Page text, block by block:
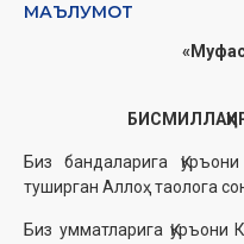
МАЪЛУМОТ
Биз бандаларига
туширган Аллоҳ таолога
Биз умматларига